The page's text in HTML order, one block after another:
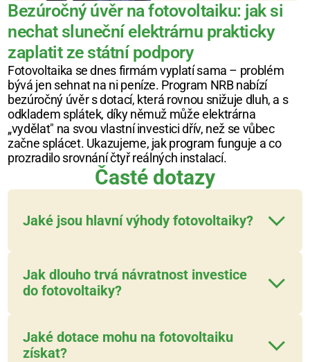
Bezúročný úvěr na fotovoltaiku: jak si
nechat sluneční elektrárnu prakticky
zaplatit ze státní podpory
Fotovoltaika se dnes firmám vyplatí sama – problém
bývá jen sehnat na ni peníze. Program NRB nabízí
bezúročný úvěr s dotací, která rovnou snižuje dluh, a s
odkladem splátek, díky němuž může elektrárna
„vydělat" na svou vlastní investici dřív, než se vůbec
začne splácet. Ukazujeme, jak program funguje a co
prozradilo srovnání čtyř reálných instalací.
Časté dotazy
Jaké jsou hlavní výhody fotovoltaiky?
Jak dlouho trvá návratnost investice
do fotovoltaiky?
Jaké dotace mohu na fotovoltaiku
získat?